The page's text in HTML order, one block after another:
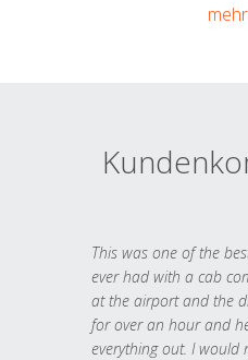
mehr
This was one of the
ever had with a cab
at the airport and the
for over an hour and
everything out. I would